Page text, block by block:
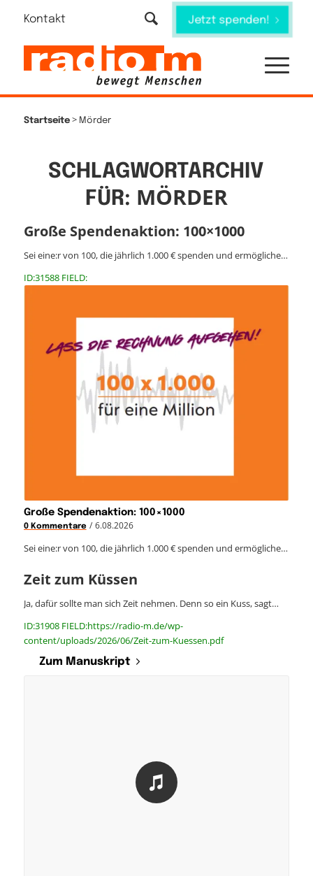
Kontakt Jetzt spenden!
Startseite> Mörder
SCHLAGWORTARCHIV
FÜR: MÖRDER
Große Spendenaktion: 100×1000
Sei eine:r von 100, die jährlich 1.000 € spenden und ermögliche…
ID:31588 FIELD:
Große Spendenaktion: 100×1000
0 Kommentare / 6.08.2026
Sei eine:r von 100, die jährlich 1.000 € spenden und ermögliche…
Zeit zum Küssen
Ja, dafür sollte man sich Zeit nehmen. Denn so ein Kuss, sagt…
ID:31908 FIELD:https://radio-m.de/wp-
content/uploads/2026/06/Zeit-zum-Kuessen.pdf
Zum Manuskript